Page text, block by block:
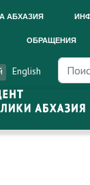
АБХАЗИЯ
ОБРАЩЕНИЯ
English